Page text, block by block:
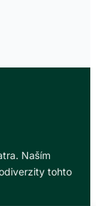
Naším
tohto